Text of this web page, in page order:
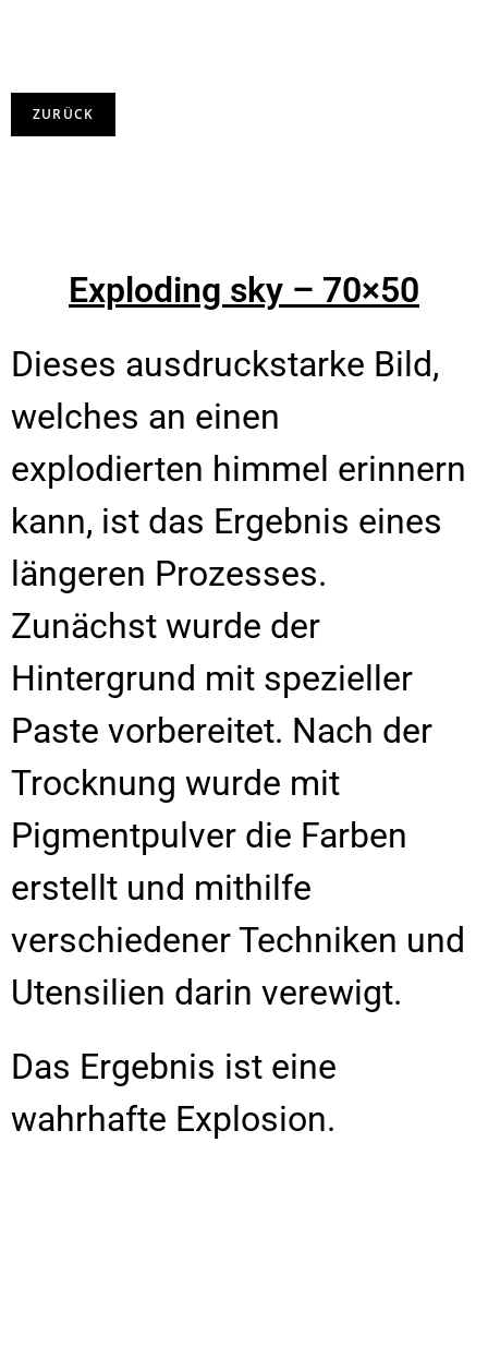
Exploding sky – 70×50
Dieses ausdruckstarke Bild,
welches an einen
explodierten himmel erinnern
kann, ist das Ergebnis eines
längeren Prozesses.
Zunächst wurde der
Hintergrund mit spezieller
Paste vorbereitet. Nach der
Trocknung wurde mit
Pigmentpulver die Farben
erstellt und mithilfe
verschiedener Techniken und
Utensilien darin verewigt.
Das Ergebnis ist eine
wahrhafte Explosion.